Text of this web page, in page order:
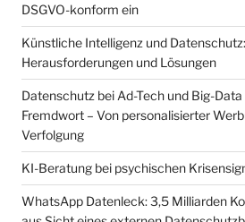
DSGVO-konform ein
Künstliche Intelligenz und
Herausforderungen und Lösungen
Datenschutz bei Ad-Tech und Big-
Fremdwort – Von personalisierter
Verfolgung
KI-Beratung bei psychischen
WhatsApp Datenleck: 3,5 Milliarden